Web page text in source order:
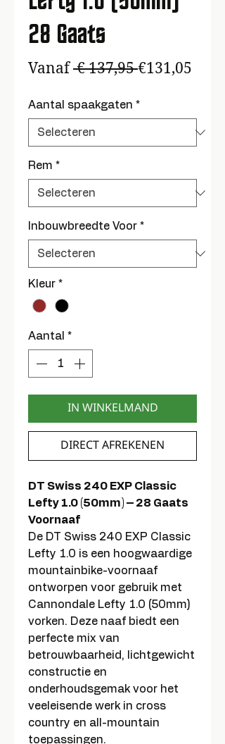
28 Gaats
Vanaf € 137,95 Normale
€131,05
Aantal spaakgaten *
Rem *
Inbouwbreedte Voor *
Kleur *
Aantal *
IN WINKELMAND
DIRECT AFREKENEN
DT Swiss 240 EXP Classic
Lefty 1.0 (50mm) – 28 Gaats
Voornaaf
De DT Swiss 240 EXP Classic
Lefty 1.0 is een hoogwaardige
mountainbike-voornaaf
ontworpen voor gebruik met
Cannondale Lefty 1.0 (50mm)
vorken. Deze naaf biedt een
perfecte mix van
betrouwbaarheid, lichtgewicht
constructie en
onderhoudsgemak voor het
veeleisende werk in cross
country en all-mountain
toepassingen.